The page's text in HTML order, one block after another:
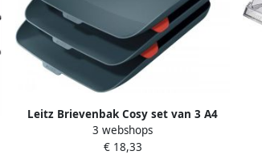
Leitz Brievenbak Cosy set van 3 A4
fluweel grijs
3 webshops
€ 18,33